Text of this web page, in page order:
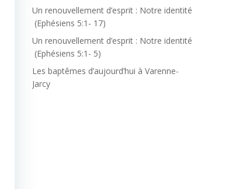
Un renouvellement d’esprit : Notre identité
(Ephésiens 5:1- 17)
Un renouvellement d’esprit : Notre identité
(Ephésiens 5:1- 5)
Les baptêmes d’aujourd’hui à Varenne-
Jarcy